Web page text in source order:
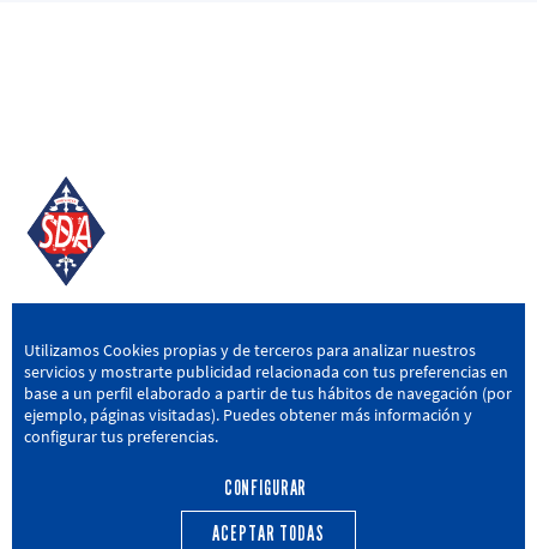
SD AMOREBIETA
San Miguel Kalea, 16, 48340 Amorebieta, Bizkaia
946 604 751 | sda@sdamorebieta.eus
Utilizamos Cookies propias y de terceros para analizar nuestros
servicios y mostrarte publicidad relacionada con tus preferencias en
base a un perfil elaborado a partir de tus hábitos de navegación (por
ejemplo, páginas visitadas). Puedes obtener más información y
configurar tus preferencias.
CONFIGURAR
ACEPTAR TODAS